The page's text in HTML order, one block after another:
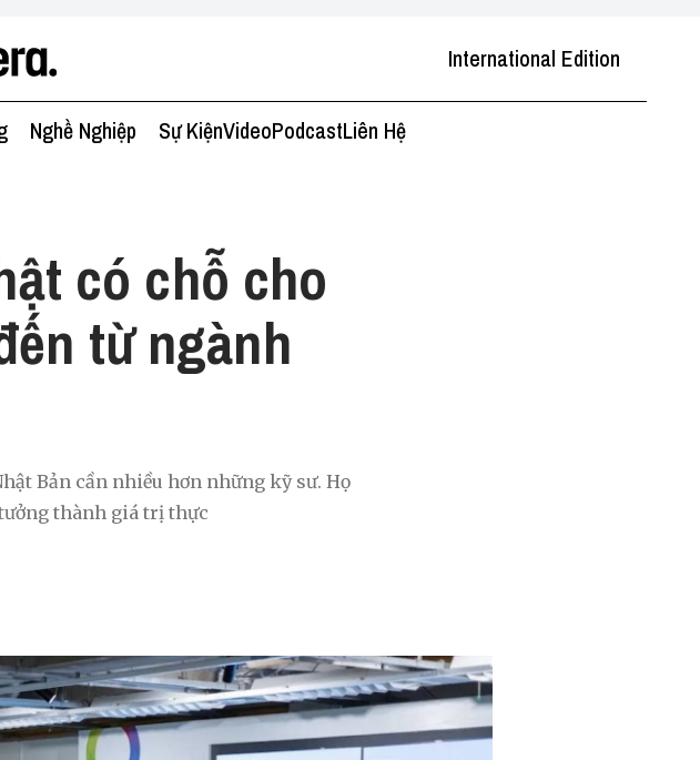
International Edition
Nghề Nghiệp Sự KiệnVideoPodcastLiên Hệ
có chỗ cho
từ ngành
Bản cần nhiều hơn những kỹ sư. Họ
thành giá trị thực